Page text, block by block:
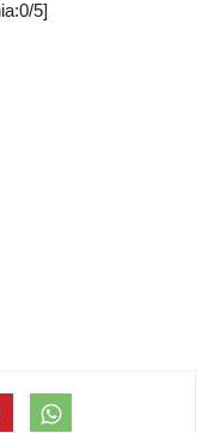
5]